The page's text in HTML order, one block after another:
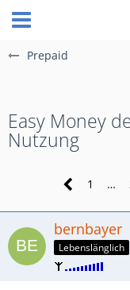
Prepaid
Easy Money
Nutzung
1 …
bernbayer
Lebenslänglich